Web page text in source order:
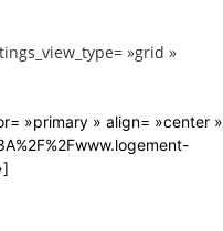
»grid »
»primary » align= »center »